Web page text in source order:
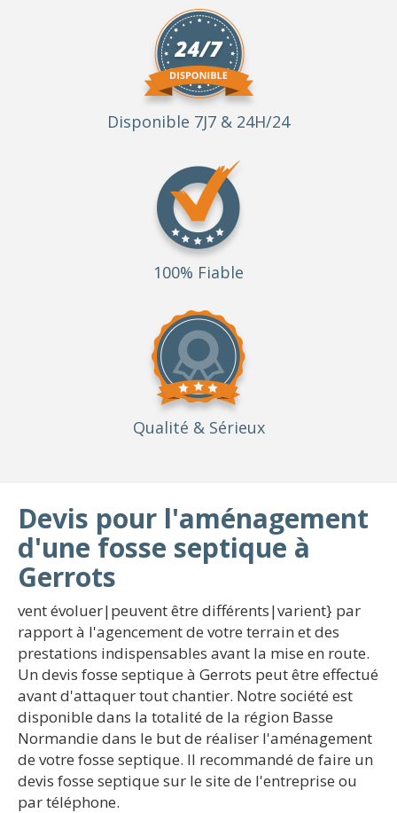
Disponible 7J7 & 24H/24
100% Fiable
Qualité & Sérieux
Devis pour l'aménagement
d'une fosse septique à
Gerrots
vent évoluer|peuvent être différents|varient} par
rapport à l'agencement de votre terrain et des
prestations indispensables avant la mise en route.
Un devis fosse septique à Gerrots peut être effectué
avant d'attaquer tout chantier. Notre société est
disponible dans la totalité de la région Basse
Normandie dans le but de réaliser l'aménagement
de votre fosse septique. Il recommandé de faire un
devis fosse septique sur le site de l'entreprise ou
par téléphone.